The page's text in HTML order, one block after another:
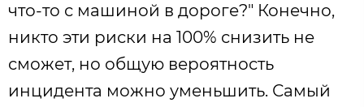
что-то с машиной в дороге?" Конечно,
никто эти риски на 100% снизить не
сможет, но общую вероятность
инцидента можно уменьшить. Самый